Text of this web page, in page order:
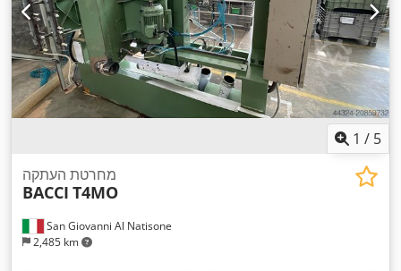
1 / 5
San Giovanni Al Natisone
2,485 km
מחרטת העתקה
BACCI T4MO